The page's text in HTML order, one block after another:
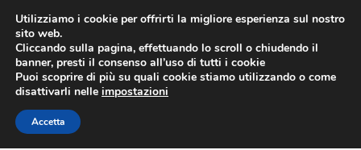
contenuto
Utilizziamo i cookie per offrirti la migliore esperienza sul nostro
sito web.
Cliccando sulla pagina, effettuando lo scroll o chiudendo il
banner, presti il consenso all’uso di tutti i cookie
Puoi scoprire di più su quali cookie stiamo utilizzando o come
disattivarli nelle impostazioni
Accetta